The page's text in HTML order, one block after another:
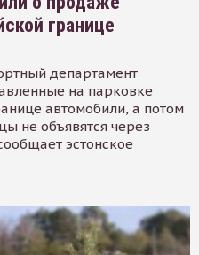
границе
департамент
на парковке
автомобили, а потом
не объявятся через
эстонское